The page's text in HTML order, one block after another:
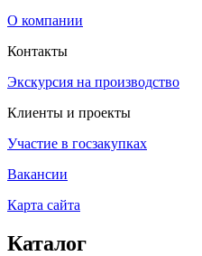
О компании
Контакты
Экскурсия на производство
Клиенты и проекты
Участие в госзакупках
Вакансии
Карта сайта
Каталог